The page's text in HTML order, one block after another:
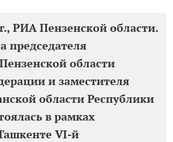
РИА Пензенской области.
председателя
области
и заместителя
области Республики
в рамках
VI-й